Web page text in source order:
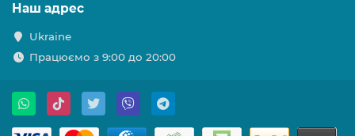
Наш адрес
Ukraine
Працюємо з 9:00 до 20:00